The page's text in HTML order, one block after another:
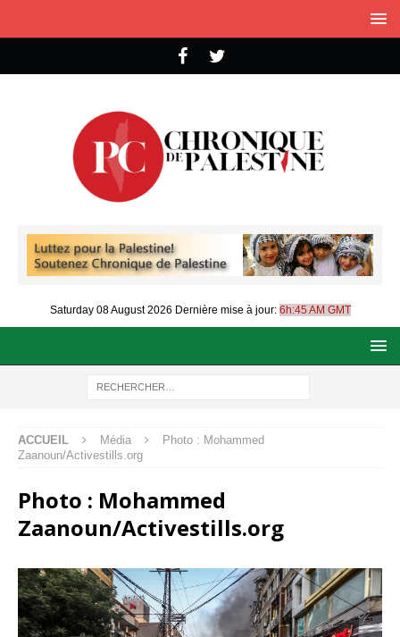
Saturday 08 August 2026 Dernière mise à jour: 6h:45 AM GMT
ACCUEIL Média
Photo : Mohammed
Zaanoun/Activestills.org
Photo : Mohammed
Zaanoun/Activestills.org